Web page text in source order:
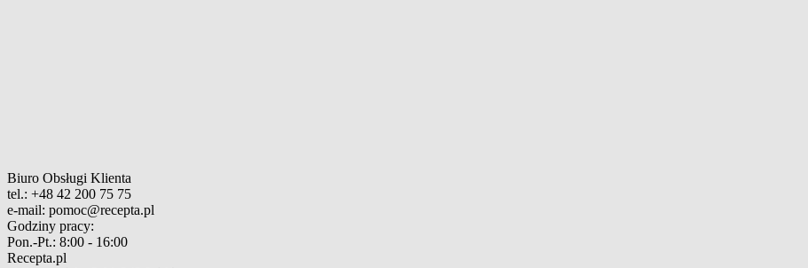
Biuro Obsługi Klienta
tel.: +48 42 200 75 75
e-mail: pomoc@recepta.pl
Godziny pracy:
Pon.-Pt.: 8:00 - 16:00
Recepta.pl